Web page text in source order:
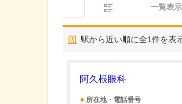
一覧表示
駅から近い順に全1件を表
阿久根眼科
所在地・電話番号